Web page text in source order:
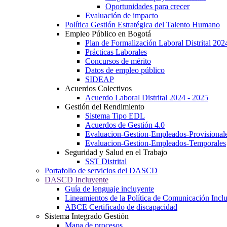
Oportunidades para crecer
Evaluación de impacto
Política Gestión Estratégica del Talento Humano
Empleo Público en Bogotá
Plan de Formalización Laboral Distrital
Prácticas Laborales
Concursos de mérito
Datos de empleo público
SIDEAP
Acuerdos Colectivos
Acuerdo Laboral Distrital 2024 - 2025
Gestión del Rendimiento
Sistema Tipo EDL
Acuerdos de Gestión 4.0
Evaluacion-Gestion-Empleados-
Evaluacion-Gestion-Empleados-Temporales
Seguridad y Salud en el Trabajo
SST Distrital
Portafolio de servicios del DASCD
DASCD Incluyente
Guía de lenguaje incluyente
Lineamientos de la Política de Comunicación
ABCE Certificado de discapacidad
Sistema Integrado Gestión
Mapa de procesos